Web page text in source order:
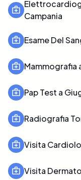
Campania
Esame Del
Mammografia
Pap Test a
Radiografia
Visita
Visita